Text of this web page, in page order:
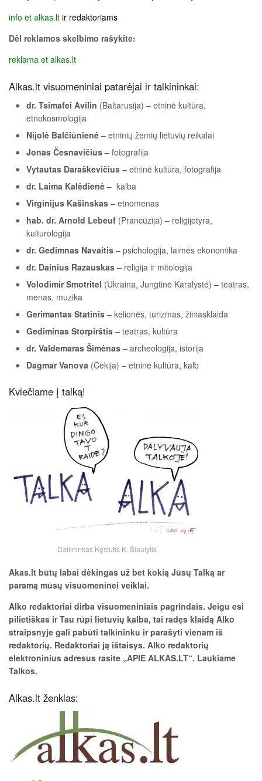
info et alkas.lt ir redaktoriams
Dėl reklamos skelbimo rašykite:
reklama et alkas.lt
Alkas.lt visuomeniniai patarėjai ir talkininkai:
dr. Tsimafei Avilin (Baltarusija) – etninė kultūra,
etnokosmologija
Nijolė Balčiūnienė – etninių žemių lietuvių reikalai
Jonas Česnavičius – fotografija
Vytautas Daraškevičius – etninė kultūra, fotografija
dr. Laima Kalėdienė – kalba
Virginijus Kašinskas – etnomenas
hab. dr. Arnold Lebeuf (Prancūzija) – religijotyra,
kulturologija
dr. Gedimnas Navaitis – psichologija, laimės ekonomika
dr. Dainius Razauskas – religija ir mitologija
Volodimir Smotritel (Ukraina, Jungtinė Karalystė) – teatras,
menas, muzika
Gerimantas Statinis – kelionės, turizmas, žiniasklaida
Gediminas Storpirštis – teatras, kultūra
dr. Valdemaras Šimėnas – archeologija, istorija
Dagmar Vanova (Čekija) – etninė kultūra, kalb
Kviečiame į talką!
Dailininkas Kęstutis K. Šiaulytis
Akas.lt būtų labai dėkingas už bet kokią Jūsų Talką ar
paramą mūsų visuomeninei veiklai.
Alko redaktoriai dirba visuomeniniais pagrindais. Jeigu esi
pilietiškas ir Tau rūpi lietuvių kalba, tai radęs klaidą Alko
straipsnyje gali pabūti talkininku ir parašyti vienam iš
redaktorių. Redaktoriai ją ištaisys. Alko redaktorių
elektroninius adresus rasite „APIE ALKAS.LT“. Laukiame
Talkos.
Alkas.lt ženklas: